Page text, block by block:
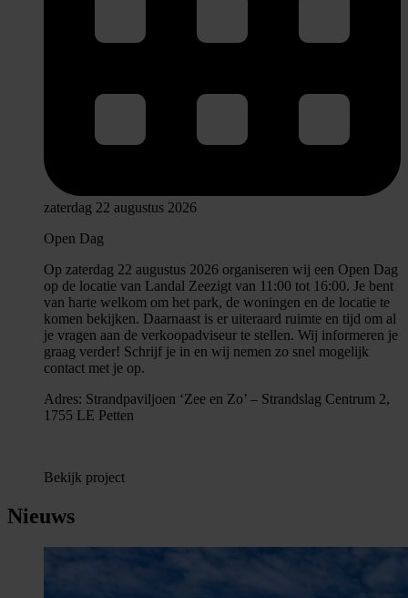
zaterdag 22 augustus 2026
Open Dag
Op zaterdag 22 augustus 2026 organiseren wij een Open Dag
op de locatie van Landal Zeezigt van 11:00 tot 16:00. Je bent
van harte welkom om het park, de woningen en de locatie te
komen bekijken. Daarnaast is er uiteraard ruimte en tijd om al
je vragen aan de verkoopadviseur te stellen. Wij informeren je
graag verder! Schrijf je in en wij nemen zo snel mogelijk
contact met je op.
Adres: Strandpaviljoen ‘Zee en Zo’ – Strandslag Centrum 2,
1755 LE Petten
Bekijk project
Nieuws